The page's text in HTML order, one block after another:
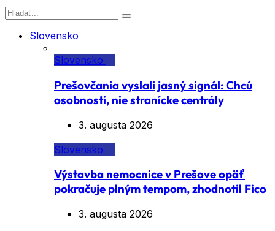
Slovensko
Slovensko
Prešovčania vyslali jasný signál: Chcú
osobnosti, nie stranícke centrály
3. augusta 2026
Slovensko
Výstavba nemocnice v Prešove opäť
pokračuje plným tempom, zhodnotil Fico
3. augusta 2026